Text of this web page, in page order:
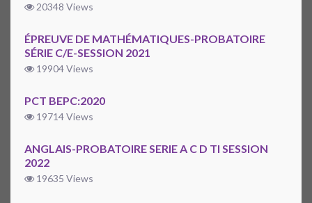
20348 Views
ÉPREUVE DE MATHÉMATIQUES-PROBATOIRE
SÉRIE C/E-SESSION 2021
19904 Views
PCT BEPC:2020
19714 Views
ANGLAIS-PROBATOIRE SERIE A C D TI SESSION
2022
19635 Views